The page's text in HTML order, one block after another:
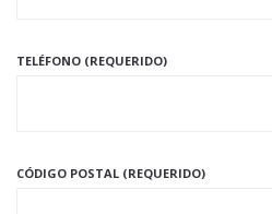
TELÉFONO (REQUERIDO)
CÓDIGO POSTAL (REQUERIDO)